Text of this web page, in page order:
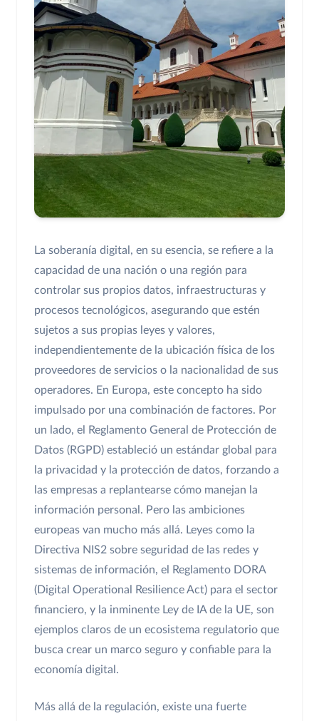
La soberanía digital, en su esencia, se refiere a la
capacidad de una nación o una región para
controlar sus propios datos, infraestructuras y
procesos tecnológicos, asegurando que estén
sujetos a sus propias leyes y valores,
independientemente de la ubicación física de los
proveedores de servicios o la nacionalidad de sus
operadores. En Europa, este concepto ha sido
impulsado por una combinación de factores. Por
un lado, el Reglamento General de Protección de
Datos (RGPD) estableció un estándar global para
la privacidad y la protección de datos, forzando a
las empresas a replantearse cómo manejan la
información personal. Pero las ambiciones
europeas van mucho más allá. Leyes como la
Directiva NIS2 sobre seguridad de las redes y
sistemas de información, el Reglamento DORA
(Digital Operational Resilience Act) para el sector
financiero, y la inminente Ley de IA de la UE, son
ejemplos claros de un ecosistema regulatorio que
busca crear un marco seguro y confiable para la
economía digital.
Más allá de la regulación, existe una fuerte